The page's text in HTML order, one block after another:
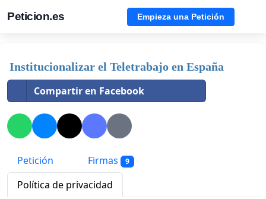
Peticion.es Empieza una Petición
Institucionalizar el Teletrabajo en España
Compartir en Facebook
Petición Firmas 9
Política de privacidad